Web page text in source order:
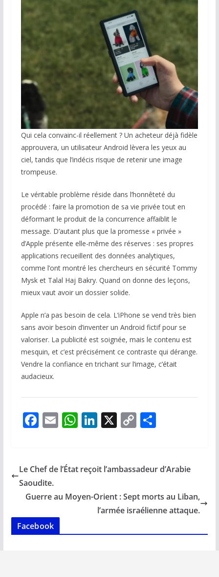
Qui cela convainc-il réellement ? Un acheteur déjà fidèle
approuvera, un utilisateur Android lèvera les yeux au
ciel, tandis que l’indécis risque de retenir une image
trompeuse.
Le véritable problème réside dans l’honnêteté du
procédé : faire la promotion de sa vie privée tout en
déformant le produit de la concurrence affaiblit le
message. D’autant plus que la promesse « privée »
d’Apple présente elle-même des réserves : ses propres
applications recueillent des données analytiques,
comme l’ont montré les chercheurs en sécurité Tommy
Mysk et Talal Haj Bakry. Quand on donne des leçons,
mieux vaut avoir un dossier solide.
Apple n’a pas besoin de cela. L’iPhone se vend très bien
sans avoir besoin d’inventer un Android fictif pour se
valoriser. La publicité est soignée, mais le contenu est
mesquin, et c’est précisément ce contraste qui dérange.
Vendre la confiance en trichant sur l’image, c’était
audacieux.
F
b
o
o
k
E
l
W
s
p
Li
e
n
X C
y
n
k
P
g
Le Chef de l’État reçoit l’ambassadeur d’Arabie
Saoudite.
Guerre au Moyen-Orient : Sept morts au Liban,
l’armée israélienne attaque.
Facebook